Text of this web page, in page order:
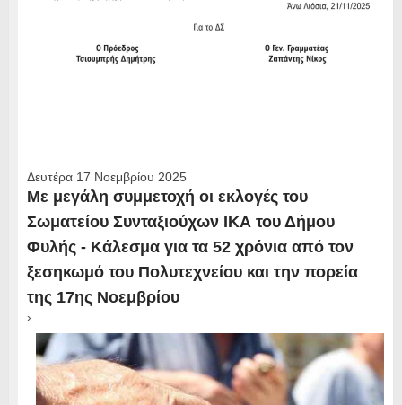
Δευτέρα 17 Νοεμβρίου 2025
Με μεγάλη συμμετοχή οι εκλογές του
Σωματείου Συνταξιούχων ΙΚΑ του Δήμου
Φυλής - Κάλεσμα για τα 52 χρόνια από τον
ξεσηκωμό του Πολυτεχνείου και την πορεία
της 17ης Νοεμβρίου
›